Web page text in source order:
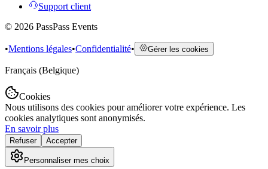
Support client
© 2026 PassPass Events
•Mentions légales•Confidentialité• Gérer les cookies
Français (Belgique)
Cookies
Nous utilisons des cookies pour améliorer votre expérience. Les
cookies analytiques sont anonymisés.
En savoir plus
Refuser Accepter
Personnaliser mes choix